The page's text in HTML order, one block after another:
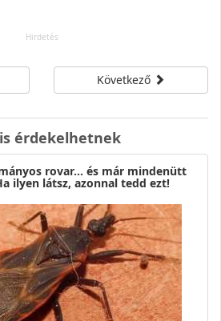
Következő
érdekelhetnek
rovar… és már mindenütt
ilyen látsz, azonnal tedd ezt!